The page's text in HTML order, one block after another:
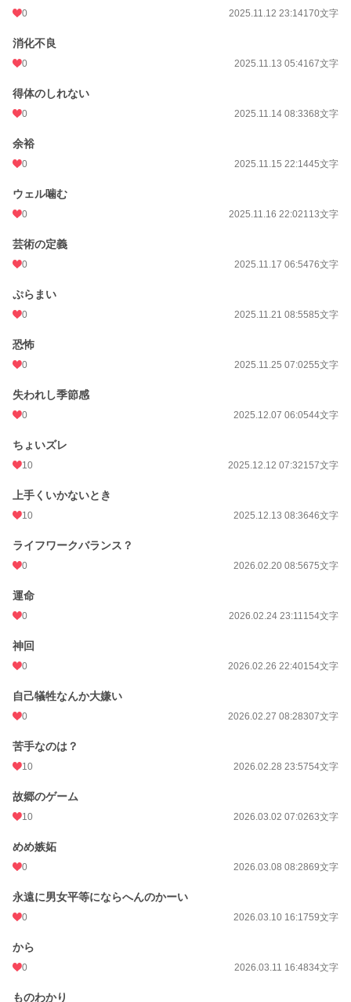
0 2025.11.12 23:14170文字
消化不良
0 2025.11.13 05:4167文字
得体のしれない
0 2025.11.14 08:3368文字
余裕
0 2025.11.15 22:1445文字
ウェル噛む
0 2025.11.16 22:02113文字
芸術の定義
0 2025.11.17 06:5476文字
ぷらまい
0 2025.11.21 08:5585文字
恐怖
0 2025.11.25 07:0255文字
失われし季節感
0 2025.12.07 06:0544文字
ちょいズレ
10 2025.12.12 07:32157文字
上手くいかないとき
10 2025.12.13 08:3646文字
ライフワークバランス？
0 2026.02.20 08:5675文字
運命
0 2026.02.24 23:11154文字
神回
0 2026.02.26 22:40154文字
自己犠牲なんか大嫌い
0 2026.02.27 08:28307文字
苦手なのは？
10 2026.02.28 23:5754文字
故郷のゲーム
10 2026.03.02 07:0263文字
めめ嫉妬
0 2026.03.08 08:2869文字
永遠に男女平等にならへんのかーい
0 2026.03.10 16:1759文字
から
0 2026.03.11 16:4834文字
ものわかり